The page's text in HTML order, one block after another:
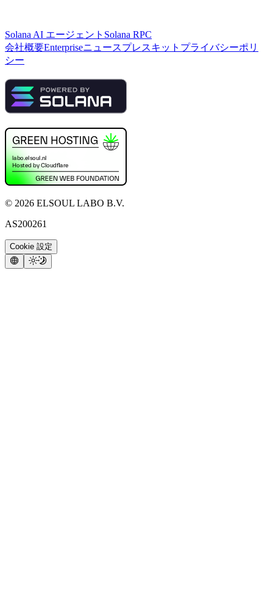
Solana AI エージェント Solana RPC
会社概要Enterpriseニュースプレスキット プライバシーポリ
シー
© 2026 ELSOUL LABO B.V.
AS200261
Cookie 設定